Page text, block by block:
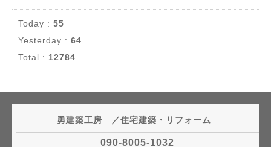
Today : 55
Yesterday : 64
Total : 12784
勇建築工房 ／住宅建築・リフォーム
090-8005-1032